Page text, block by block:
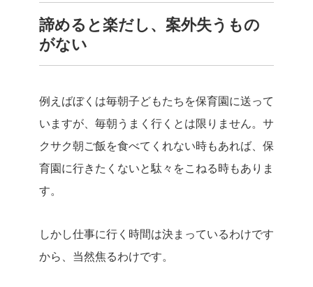
諦めると楽だし、案外失うもの
がない
例えばぼくは毎朝子どもたちを保育園に送って
いますが、毎朝うまく行くとは限りません。サ
クサク朝ご飯を食べてくれない時もあれば、保
育園に行きたくないと駄々をこねる時もありま
す。
しかし仕事に行く時間は決まっているわけです
から、当然焦るわけです。